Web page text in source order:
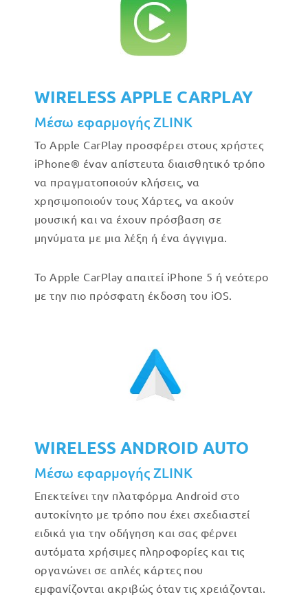
WIRELESS APPLE CARPLAY
Μέσω εφαρμογής ZLINK
Το Apple CarPlay προσφέρει στους χρήστες
iPhone® έναν απίστευτα διαισθητικό τρόπο
να πραγματοποιούν κλήσεις, να
χρησιμοποιούν τους Χάρτες, να ακούν
μουσική και να έχουν πρόσβαση σε
μηνύματα με μια λέξη ή ένα άγγιγμα.
Το Apple CarPlay απαιτεί iPhone 5 ή νεότερο
με την πιο πρόσφατη έκδοση του iOS.
WIRELESS ANDROID AUTO
Μέσω εφαρμογής ZLINK
Επεκτείνει την πλατφόρμα Android στο
αυτοκίνητο με τρόπο που έχει σχεδιαστεί
ειδικά για την οδήγηση και σας φέρνει
αυτόματα χρήσιμες πληροφορίες και τις
οργανώνει σε απλές κάρτες που
εμφανίζονται ακριβώς όταν τις χρειάζονται.